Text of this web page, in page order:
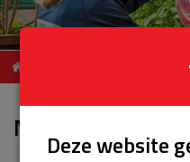
NieuwsDeze website